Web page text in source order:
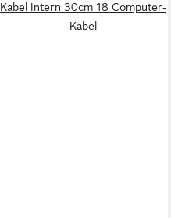
Kabel Intern 30cm 18 Computer-
Kabel